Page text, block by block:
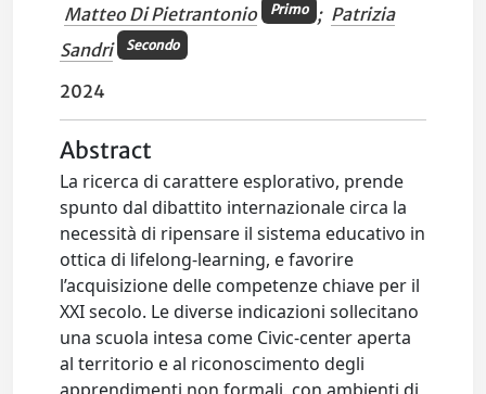
Matteo Di Pietrantonio Primo ; Patrizia
Sandri
Secondo
2024
Abstract
La ricerca di carattere esplorativo, prende
spunto dal dibattito internazionale circa la
necessità di ripensare il sistema educativo in
ottica di lifelong-learning, e favorire
l’acquisizione delle competenze chiave per il
XXI secolo. Le diverse indicazioni sollecitano
una scuola intesa come Civic-center aperta
al territorio e al riconoscimento degli